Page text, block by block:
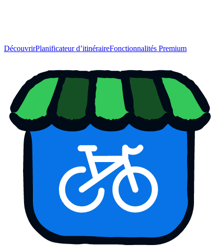
DécouvrirPlanificateur d’itinéraireFonctionnalités Premium